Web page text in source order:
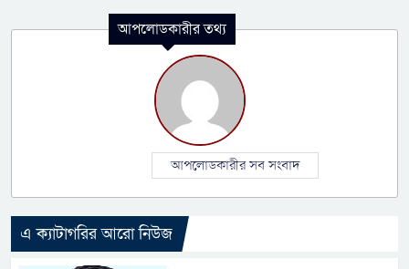
আপলোডকারীর তথ্য
আপলোডকারীর সব সংবাদ
এ ক্যাটাগরির আরো নিউজ